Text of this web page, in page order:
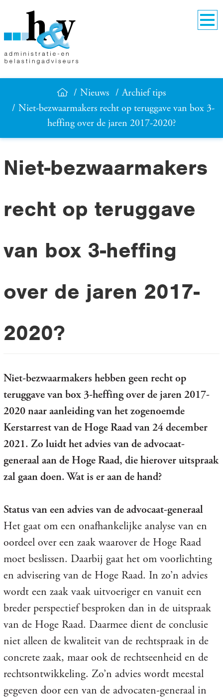
Nieuws
Archief tips
Niet-bezwaarmakers recht op teruggave van box 3-
heffing over de jaren 2017-2020?
Niet-bezwaarmakers
recht op teruggave
van box 3-heffing
over de jaren 2017-
2020?
Niet-bezwaarmakers hebben geen recht op
teruggave van box 3-heffing over de jaren 2017-
2020 naar aanleiding van het zogenoemde
Kerstarrest van de Hoge Raad van 24 december
2021. Zo luidt het advies van de advocaat-
generaal aan de Hoge Raad, die hierover uitspraak
zal gaan doen. Wat is er aan de hand?
Status van een advies van de advocaat-generaal
Het gaat om een onafhankelijke analyse van en
oordeel over een zaak waarover de Hoge Raad
moet beslissen. Daarbij gaat het om voorlichting
en advisering van de Hoge Raad. In zo’n advies
wordt een zaak vaak uitvoeriger en vanuit een
breder perspectief besproken dan in de uitspraak
van de Hoge Raad. Daarmee dient de conclusie
niet alleen de kwaliteit van de rechtspraak in de
concrete zaak, maar ook de rechtseenheid en de
rechtsontwikkeling. Zo’n advies wordt meestal
gegeven door een van de advocaten-generaal in